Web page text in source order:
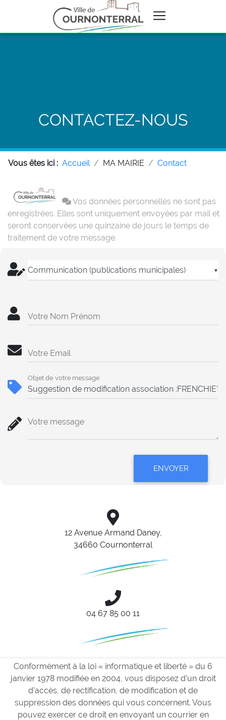
CONTACTEZ-NOUS
Vous êtes ici : Accueil MA MAIRIE Contact
Vos données personnelles ne sont pas
enregistrées. Elles sont uniquement envoyées par mail et
seront conservées une quinzaine de jours le temps de
traitement de votre message.
▼
Votre Nom Prénom
Votre Email
Objet de votre message
Votre message
ENVOYER
12 Avenue Armand Daney,
34660 Cournonterral
04 67 85 00 11
Conformément à la loi « informatique et liberté » du 6
janvier 1978 modifiée en 2004, vous disposez d’un droit
d’accès, de rectification, de modification et de
suppression des données qui vous concernent. Vous
pouvez exercer ce droit en envoyant un courrier en